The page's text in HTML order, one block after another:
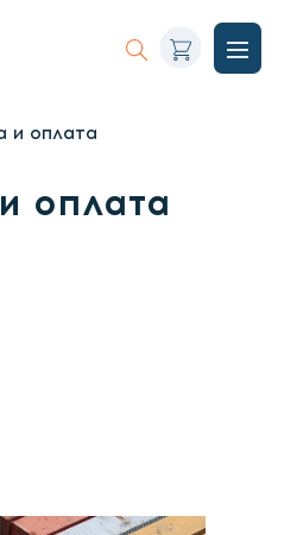
Искать
меню
Корзина
и оплата
оплата